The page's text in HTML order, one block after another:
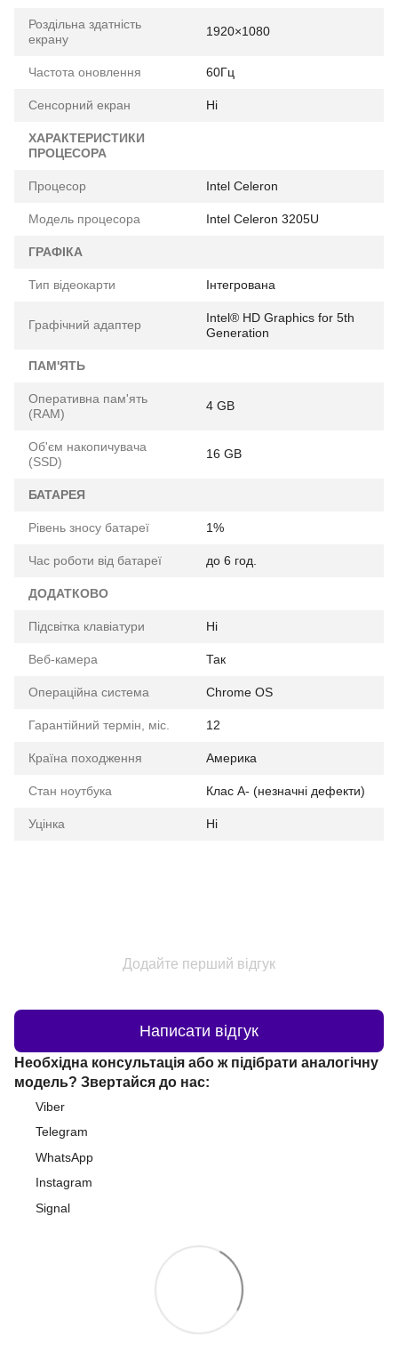
Роздільна здатність
екрану
1920×1080
Частота оновлення 60Гц
Сенсорний екран Ні
ХАРАКТЕРИСТИКИ
ПРОЦЕСОРА
Процесор Intel Celeron
Модель процесора Intel Celeron 3205U
ГРАФІКА
Тип відеокарти Інтегрована
Графічний адаптер
Intel® HD Graphics for 5th
Generation
ПАМ'ЯТЬ
Оперативна пам'ять
(RAM)
4 GB
Об'єм накопичувача
(SSD)
16 GB
БАТАРЕЯ
Рівень зносу батареї 1%
Час роботи від батареї до 6 год.
ДОДАТКОВО
Підсвітка клавіатури Ні
Веб-камера Так
Операційна система Chrome OS
Гарантійний термін, міс. 12
Країна походження Америка
Стан ноутбука Клас A- (незначні дефекти)
Уцінка Ні
Додайте перший відгук
Написати відгук
Необхідна консультація або ж підібрати аналогічну
модель? Звертайся до нас:
Viber
Telegram
WhatsApp
Instagram
Signal